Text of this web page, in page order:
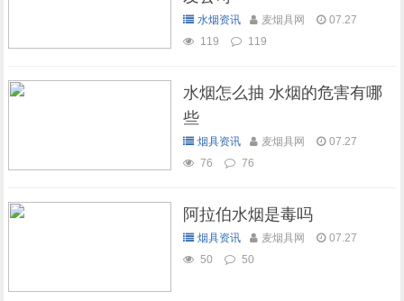
水烟资讯 麦烟具网
07.27
119
119
水烟怎么抽 水烟的危害有哪
些
烟具资讯 麦烟具网
07.27
76
76
阿拉伯水烟是毒吗
烟具资讯 麦烟具网
07.27
50
50